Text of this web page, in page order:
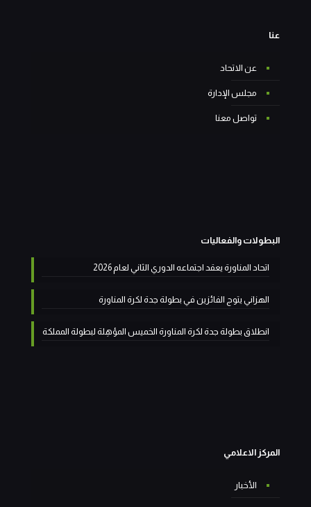
عنا
عن الاتحاد
مجلس الإدارة
تواصل معنا
البطولات والفعاليات
اتحاد المناورة يعقد اجتماعه الدوري الثاني لعام 2026
الهزاني يتوج الفائزين في بطولة جدة لكرة المناورة
انطلاق بطولة جدة لكرة المناورة الخميس المؤهِلة لبطولة المملكة
المركز الاعلامي
الأخبار